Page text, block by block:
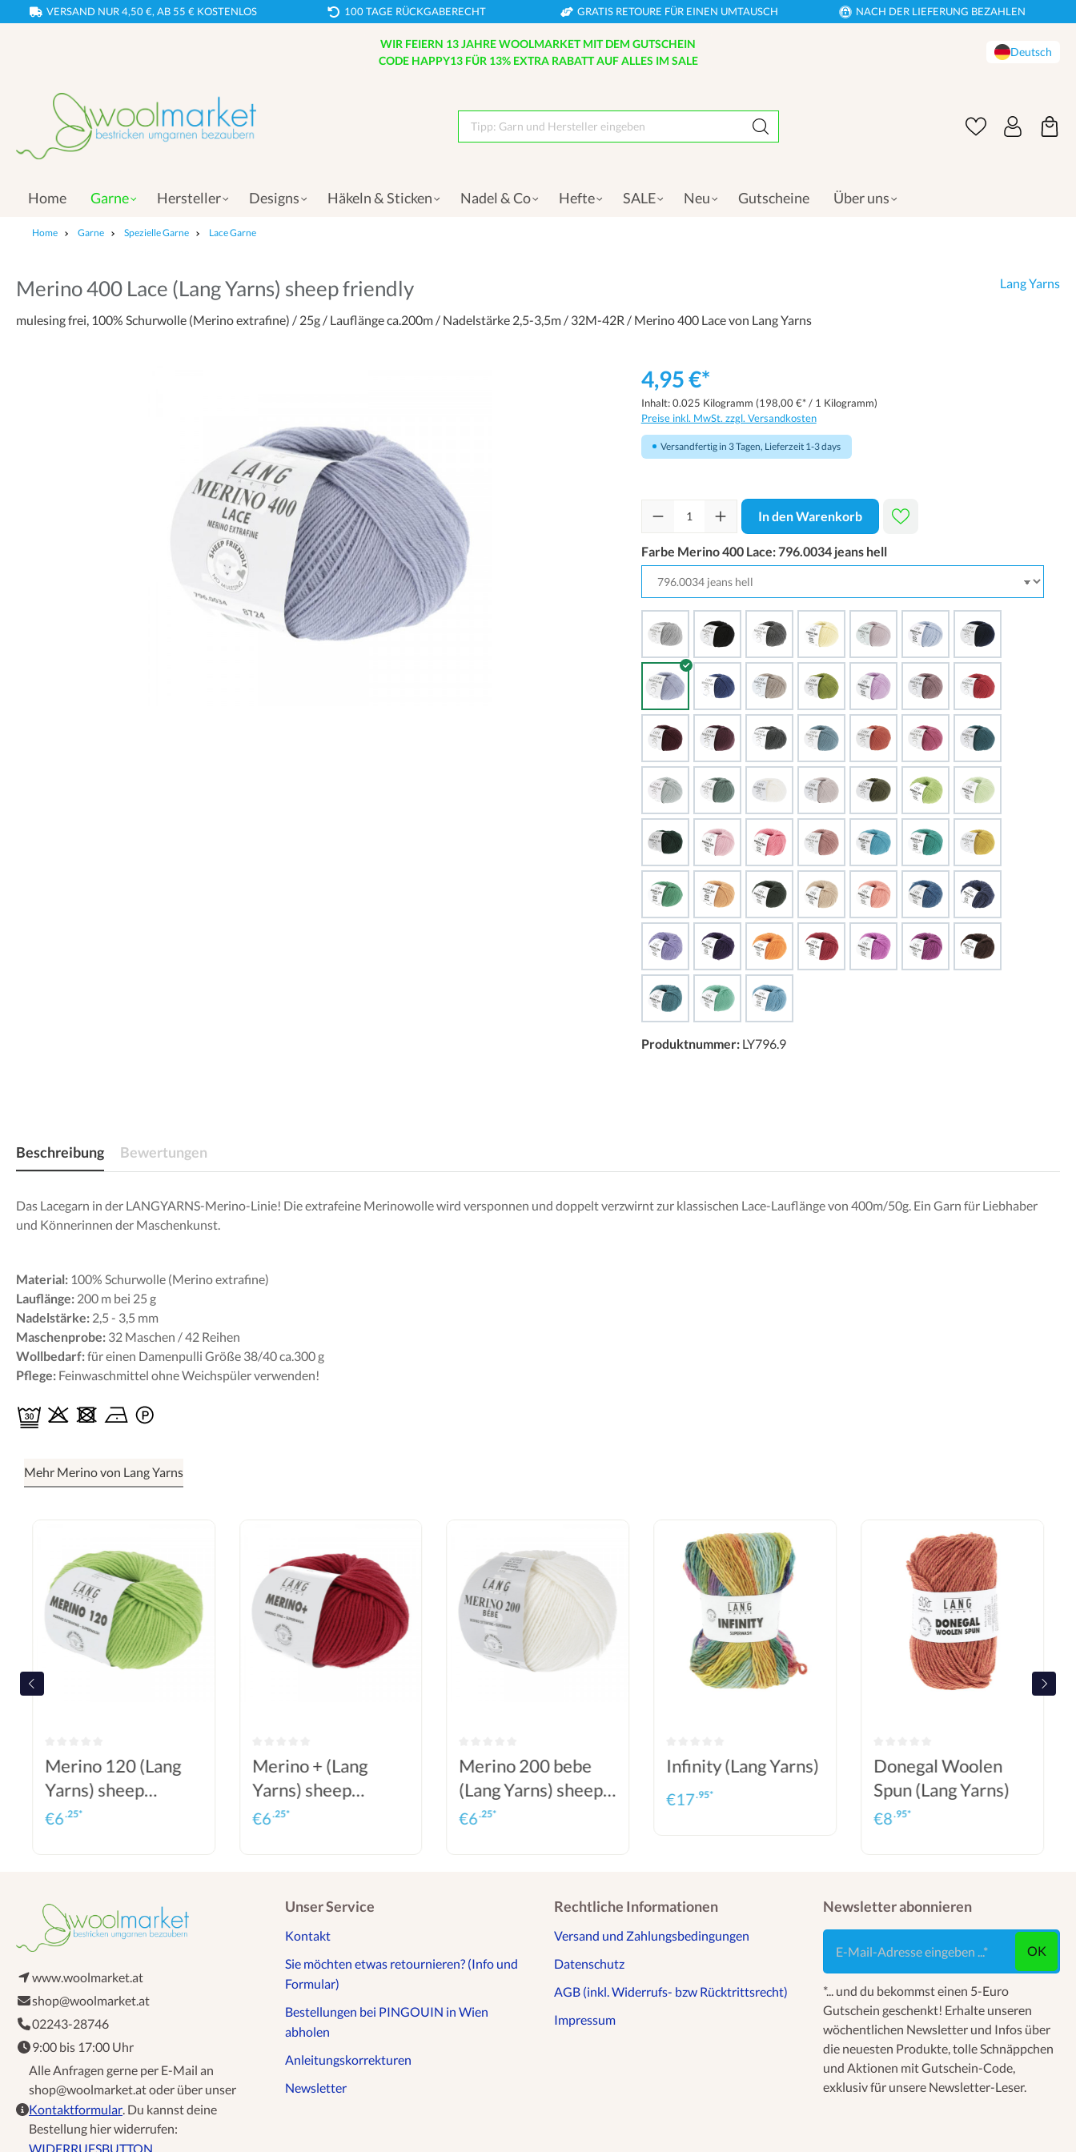
VERSAND NUR 4,50 €, AB 55 € KOSTENLOS 100 TAGE RÜCKGABERECHT GRATIS RETOURE FÜR EINEN UMTAUSCH NACH DER LIEFERUNG BEZAHLEN
WIR FEIERN 13 JAHRE WOOLMARKET MIT DEM GUTSCHEIN
CODE HAPPY13 FÜR 13% EXTRA RABATT AUF ALLES IM SALE
Deutsch
Home Garne Hersteller Designs Häkeln & Sticken Nadel & Co Hefte SALE Neu Gutscheine Über uns
Home Garne Spezielle Garne Lace Garne
Merino 400 Lace (Lang Yarns) sheep friendly Lang Yarns
mulesing frei, 100% Schurwolle (Merino extrafine) / 25g / Lauflänge ca.200m / Nadelstärke 2,5-3,5m / 32M-42R / Merino 400 Lace von Lang Yarns
4,95 €*
Inhalt:0.025 Kilogramm (198,00 €* / 1 Kilogramm)
Preise inkl. MwSt. zzgl. Versandkosten
Versandfertig in 3 Tagen, Lieferzeit 1-3 days
In den Warenkorb
Farbe Merino 400 Lace:796.0034 jeans hell
Produktnummer: LY796.9
Beschreibung Bewertungen
Das Lacegarn in der LANGYARNS-Merino-Linie! Die extrafeine Merinowolle wird versponnen und doppelt verzwirnt zur klassischen Lace-Lauflänge von 400m/50g. Ein Garn für Liebhaber
und Könnerinnen der Maschenkunst.
Material: 100% Schurwolle (Merino extrafine)
Lauflänge: 200 m bei 25 g
Nadelstärke: 2,5 - 3,5 mm
Maschenprobe: 32 Maschen / 42 Reihen
Wollbedarf:für einen Damenpulli Größe 38/40 ca.300 g
Pflege: Feinwaschmittel ohne Weichspüler verwenden!
Mehr Merino von Lang Yarns
Merino 120 (Lang
Yarns) sheep
friendly
€6.25*
Merino + (Lang
Yarns) sheep
friendly
€6.25*
Merino 200 bebe
(Lang Yarns) sheep
friendly
€6.25*
Infinity (Lang Yarns)
€17.95*
Donegal Woolen
Spun (Lang Yarns)
€8.95*
www.woolmarket.at
shop@woolmarket.at
02243-28746
9:00 bis 17:00 Uhr
Alle Anfragen gerne per E-Mail an
shop@woolmarket.at oder über unser
Kontaktformular . Du kannst deine
Bestellung hier widerrufen:
WIDERRUFSBUTTON
Unser Service
Kontakt
Sie möchten etwas retournieren? (Info und
Formular)
Bestellungen bei PINGOUIN in Wien
abholen
Anleitungskorrekturen
Newsletter
Rechtliche Informationen
Versand und Zahlungsbedingungen
Datenschutz
AGB (inkl. Widerrufs- bzw Rücktrittsrecht)
Impressum
Newsletter abonnieren
E-Mail-Adresse eingeben ...
OK
*... und du bekommst einen 5-Euro
Gutschein geschenkt! Erhalte unseren
wöchentlichen Newsletter und Infos über
die neuesten Produkte, tolle Schnäppchen
und Aktionen mit Gutschein-Code,
exklusiv für unsere Newsletter-Leser.